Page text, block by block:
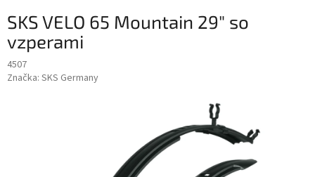
SKS VELO 65 Mountain 29" so
vzperami
4507
Značka: SKS Germany